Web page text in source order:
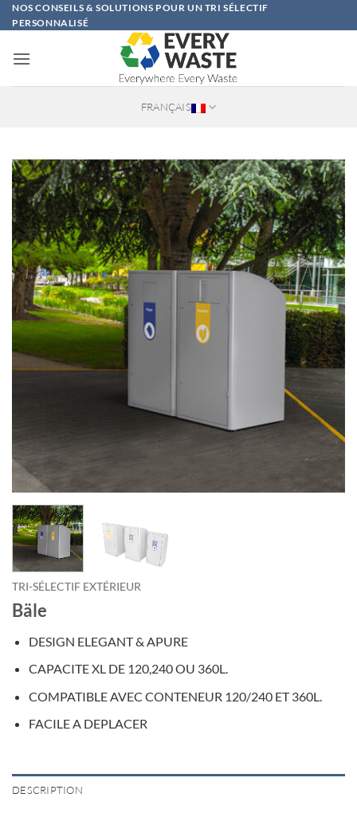
Passer
au
NOS CONSEILS & SOLUTIONS POUR UN TRI SÉLECTIF
PERSONNALISÉ
FRANÇAIS
TRI-SÉLECTIF EXTÉRIEUR
Bäle
DESIGN ELEGANT & APURE
CAPACITE XL DE 120,240 OU 360L.
COMPATIBLE AVEC CONTENEUR 120/240 ET 360L.
FACILE A DEPLACER
DESCRIPTION